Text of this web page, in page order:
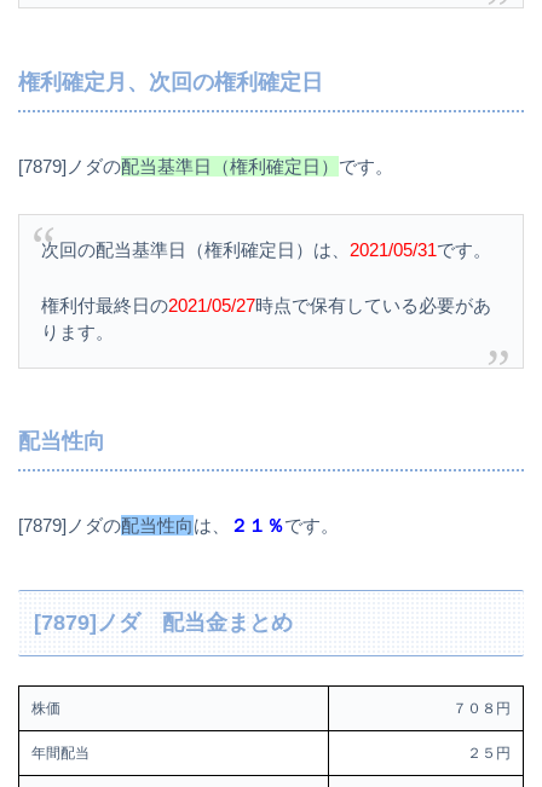
権利確定月、次回の権利確定日
[7879]ノダの配当基準日（権利確定日） です。
次回の配当基準日（権利確定日）は、 2021/05/31です。
権利付最終日の2021/05/27時点で保有している必要があ
ります。
配当性向
[7879]ノダの配当性向は、 ２１％です。
[7879]ノダ 配当金まとめ
株価 ７０８円
年間配当 ２５円